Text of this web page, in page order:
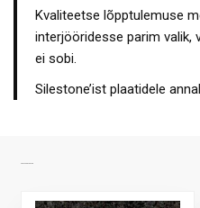
Kvaliteetse lõpptulemuse
interjööridesse parim valik,
ei sobi.
Silestone’ist plaatidele